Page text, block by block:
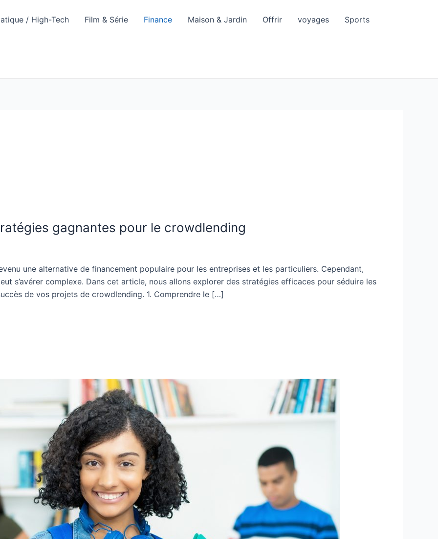
/ High-Tech Film & Série Finance Maison & Jardin Offrir voyages Sports
gagnantes pour le crowdlending
une alternative de financement populaire pour les entreprises et les particuliers. Cependant,
s’avérer complexe. Dans cet article, nous allons explorer des stratégies efficaces pour séduire les
de vos projets de crowdlending. 1. Comprendre le […]